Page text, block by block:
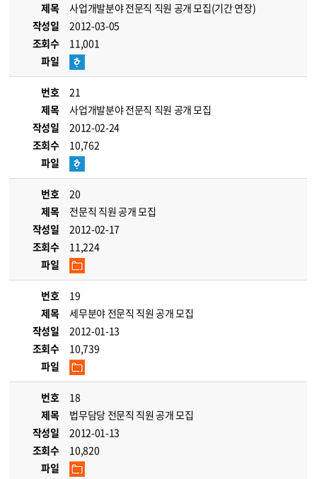
제목
사업개발분야 전문직 직원 공개 모집(기간 연장)
작성일
2012-03-05
조회수
11,001
파일
번호
21
제목
사업개발분야 전문직 직원 공개 모집
작성일
2012-02-24
조회수
10,762
파일
번호
20
제목
전문직 직원 공개 모집
작성일
2012-02-17
조회수
11,224
파일
번호
19
제목
세무분야 전문직 직원 공개 모집
작성일
2012-01-13
조회수
10,739
파일
번호
18
제목
법무담당 전문직 직원 공개 모집
작성일
2012-01-13
조회수
10,820
파일